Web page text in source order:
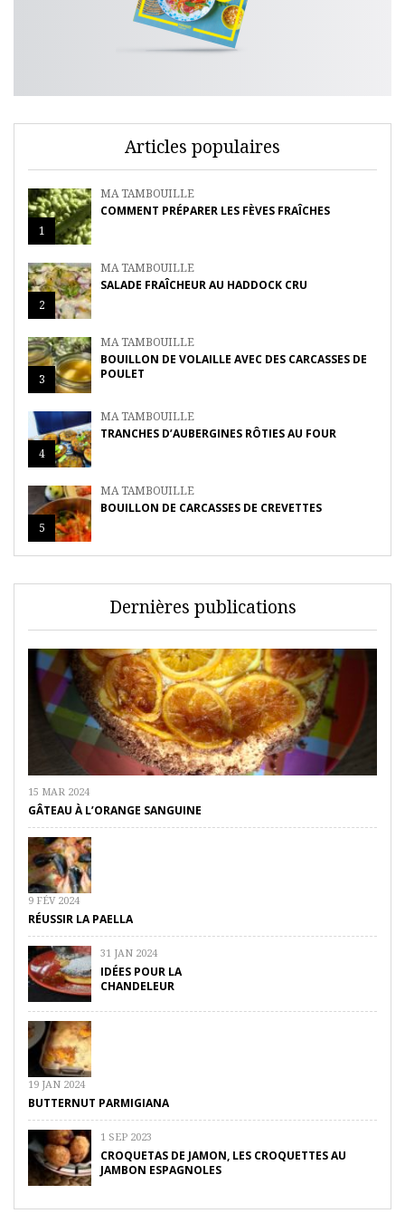
Articles populaires
1
MA TAMBOUILLE
COMMENT PRÉPARER LES FÈVES FRAÎCHES
2
MA TAMBOUILLE
SALADE FRAÎCHEUR AU HADDOCK CRU
3
MA TAMBOUILLE
BOUILLON DE VOLAILLE AVEC DES CARCASSES DE
POULET
4
MA TAMBOUILLE
TRANCHES D’AUBERGINES RÔTIES AU FOUR
5
MA TAMBOUILLE
BOUILLON DE CARCASSES DE CREVETTES
Dernières publications
15 MAR 2024
GÂTEAU À L’ORANGE SANGUINE
9 FÉV 2024
RÉUSSIR LA PAELLA
31 JAN 2024
IDÉES POUR LA
CHANDELEUR
19 JAN 2024
BUTTERNUT PARMIGIANA
1 SEP 2023
CROQUETAS DE JAMON, LES CROQUETTES AU
JAMBON ESPAGNOLES